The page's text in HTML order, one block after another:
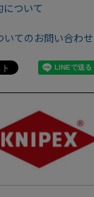
ついて
いてのお問い合わせ